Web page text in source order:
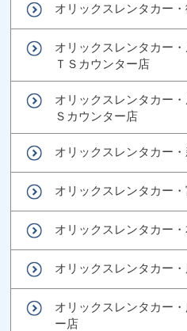
オリックスレンタカー
オリックスレンタカー
ＴＳカウンター店
オリックスレンタカー
Ｓカウンター店
オリックスレンタカー
オリックスレンタカー
オリックスレンタカー
オリックスレンタカー
オリックスレンタカー
ー店